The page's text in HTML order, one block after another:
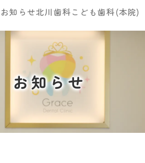
お知らせ北川歯科こども歯科(本院)
お知らせ